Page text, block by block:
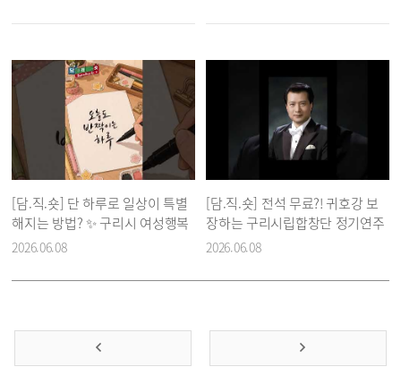
[담.직.숏] 단 하루로 일상이 특별
해지는 방법? ✨ 구리시 여성행복
센터 원데이클래스 라인업 大공
2026.06.08
[담.직.숏] 전석 무료?! 귀호강 보
장하는 구리시립합창단 정기연주
회 라인업 大공개 🎶✨
2026.06.08